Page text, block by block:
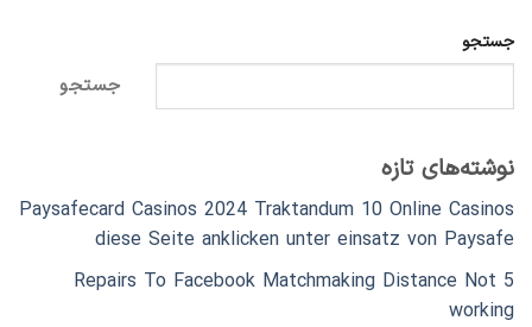
جستجو
جستجو
نوشته‌های تازه
Paysafecard Casinos 2024 Traktandum 10 Online Casinos
diese Seite anklicken unter einsatz von Paysafe
5 Repairs To Facebook Matchmaking Distance Not
working